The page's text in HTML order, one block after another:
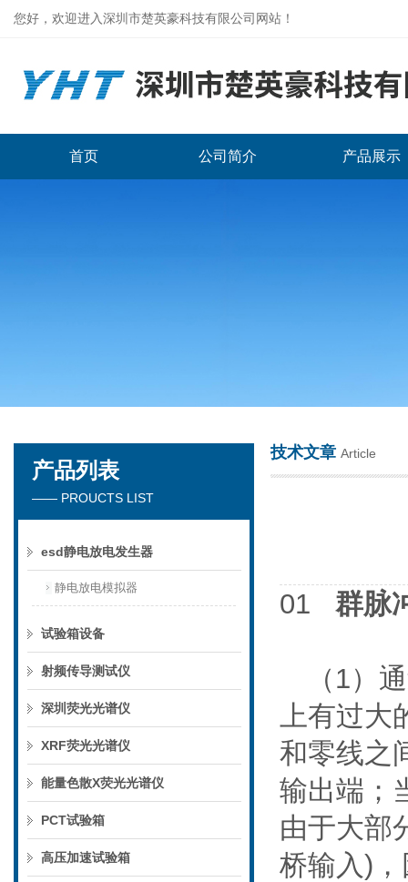
您好，欢迎进入深圳市楚英豪科技有限公司网站！
深圳市楚英豪科技有限公司
首页 公司简介 产品展示
产品列表
—— PROUCTS LIST
esd静电放电发生器
静电放电模拟器
试验箱设备
射频传导测试仪
深圳荧光光谱仪
XRF荧光光谱仪
能量色散X荧光光谱仪
PCT试验箱
高压加速试验箱
技术文章 Article
01 群脉
（1）
上有过大
和零线之
输出端；
由于大部
桥输入)